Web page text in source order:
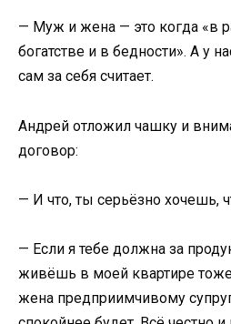
— Муж и жена — это когда «в
богатстве и в бедности». А у
сам за себя считает.
Андрей отложил чашку и
договор:
— И что, ты серьёзно хочешь,
— Если я тебе должна за
живёшь в моей квартире тоже
жена предприимчивому